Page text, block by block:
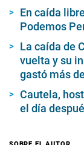
En caída
Podemos
La caída de
vuelta y su
gastó más
Cautela,
el día